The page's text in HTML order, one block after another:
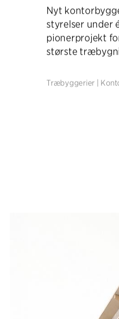
Nyt
styrelser under
pionerprojekt
største
Træbyggerier